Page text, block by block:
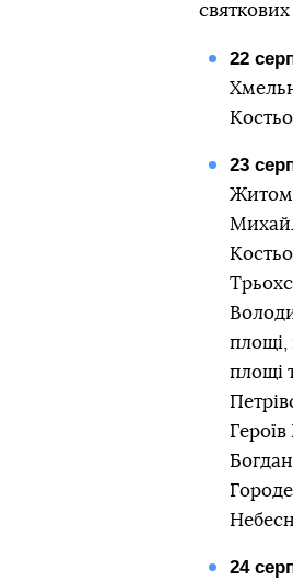
святкових
22
23
площі,
площі
24